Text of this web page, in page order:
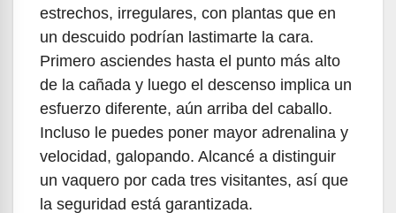
estrechos, irregulares, con plantas que en
un descuido podrían lastimarte la cara.
Primero asciendes hasta el punto más alto
de la cañada y luego el descenso implica un
esfuerzo diferente, aún arriba del caballo.
Incluso le puedes poner mayor adrenalina y
velocidad, galopando. Alcancé a distinguir
un vaquero por cada tres visitantes, así que
la seguridad está garantizada.